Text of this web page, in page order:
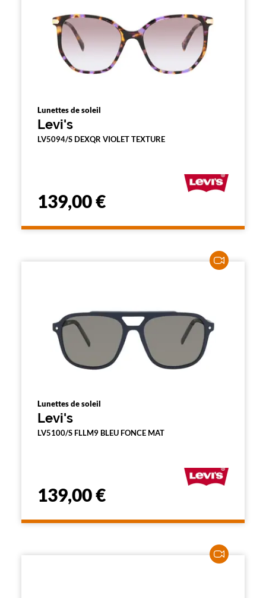
Lunettes de soleil
Levi's
LV5094/S DEXQR VIOLET TEXTURE
139,00 €
Lunettes de soleil
Levi's
LV5100/S FLLM9 BLEU FONCE MAT
139,00 €